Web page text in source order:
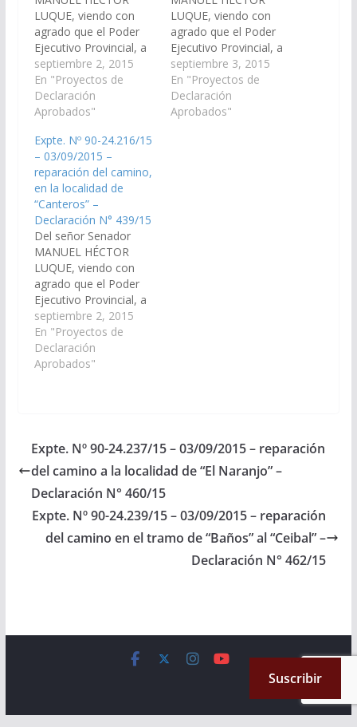
LUQUE, viendo con
agrado que el Poder
Ejecutivo Provincial, a
través de los
Organismos
Específicos incluya en
el Proyecto de
de la Provincia -
Ejercicio 2.016, las
Partidas
Presupuestarias
necesarias para que se
proceda a la
reparación del camino,
en la localidad de…
septiembre 2, 2015
En "Proyectos de
Declaración
Aprobados"
LUQUE, viendo con
agrado que el Poder
Ejecutivo Provincial, a
través de los
Organismos
Específicos incluya en
el Proyecto de
septiembre 3, 2015
En "Proyectos de
Declaración
Aprobados"
Expte. Nº 90-24.216/15
– 03/09/2015 –
reparación del camino,
en la localidad de
“Canteros” –
Declaración N° 439/15
Del señor Senador
MANUEL HÉCTOR
LUQUE, viendo con
agrado que el Poder
Ejecutivo Provincial, a
través de los
Organismos
Específicos incluya en
el Proyecto de
Presupuestarias
necesarias para que se
proceda a la
reparación del camino,
en la localidad de…
septiembre 2, 2015
En "Proyectos de
Declaración
Aprobados"
Expte. Nº 90-24.237/15 – 03/09/2015 – reparación
del camino a la localidad de “El Naranjo” –
Declaración N° 460/15
Expte. Nº 90-24.239/15 – 03/09/2015 – reparación
del camino en el tramo de “Baños” al “Ceibal” –
Declaración N° 462/15
. All rights reserved.
by ThemeGrill. Powered byWordPress.
Suscribir